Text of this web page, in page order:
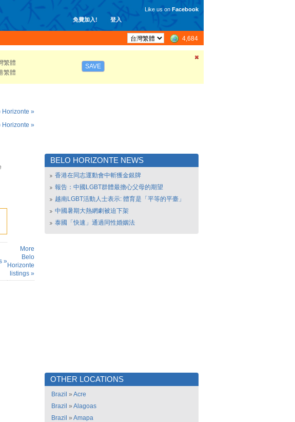
免費加入! 登入
Like us on Facebook
4,684
繁體
繁體
SAVE
Horizonte »
Horizonte »
»
More
Belo
Horizonte
listings »
BELO HORIZONTE NEWS
香港在同志運動會中斬獲金銀牌
報告：中國LGBT群體最擔心父母的期望
越南LGBT活動人士表示: 體育是「平等的平臺」
中國暑期大熱網劇被迫下架
泰國「快速」通過同性婚姻法
OTHER LOCATIONS
Brazil » Acre
Brazil » Alagoas
Brazil » Amapa